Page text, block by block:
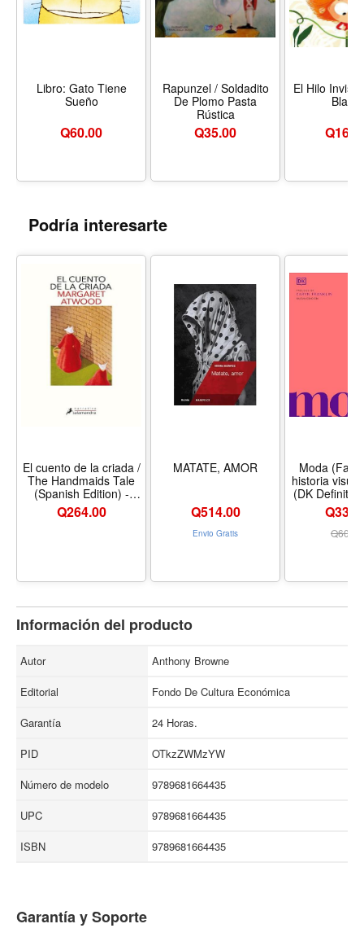
Libro: Gato Tiene
Sueño
Q60.00
Rapunzel / Soldadito
De Plomo Pasta
Rústica
Q35.00
El Hilo
Q
Podría interesarte
El cuento de la criada /
The Handmaids Tale
(Spanish Edition) -
Formato Paperback
Q264.00
MATATE, AMOR
Q514.00
Envio Gratis
Moda
historia
(DK
Histories)
Edition) -
Q
Información del producto
Autor
Anthony Browne
Editorial
Fondo De Cultura Económica
Garantía
24 Horas.
PID
OTkzZWMzYW
Número de modelo
9789681664435
UPC
9789681664435
ISBN
9789681664435
Garantía y Soporte